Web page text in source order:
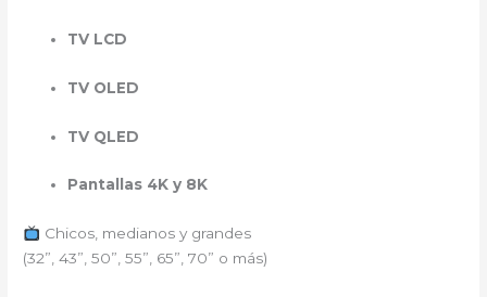
TV LCD
TV OLED
TV QLED
Pantallas 4K y 8K
Chicos, medianos y grandes
(32”, 43”, 50”, 55”, 65”, 70” o más)